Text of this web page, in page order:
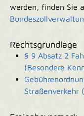
werden, finden Sie
Rechtsgrundlage
§ 9 Absatz 2
(Besondere
Straßenverkehr